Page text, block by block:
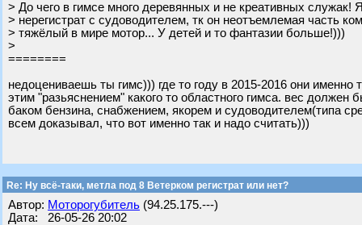
> До чего в гимсе много деревянных и не креативных
> нерегистрат с судоводителем, тк он неотъемлемая часть
> тяжёлый в мире мотор... У детей и то фантазии больше!)))
>
========
недоцениваешь ты гимс))) где то году в 2015-2016 они
этим "разьяснением" какого то областного гимса. вес
баком бензина, снабжением, якорем и судоводителем(типа
всем доказывал, что вот именно так и надо считать)))
Re: Ну всё-таки, метла под 8 Ветерком регистрат или нет?
Автор: Моторогубитель (94.25.175.---)
Дата: 26-05-26 20:02